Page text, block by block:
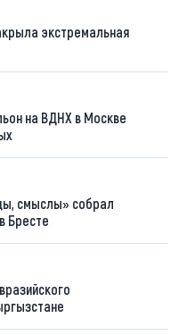
экстремальная
на ВДНХ в Москве
смыслы» собрал
Бресте